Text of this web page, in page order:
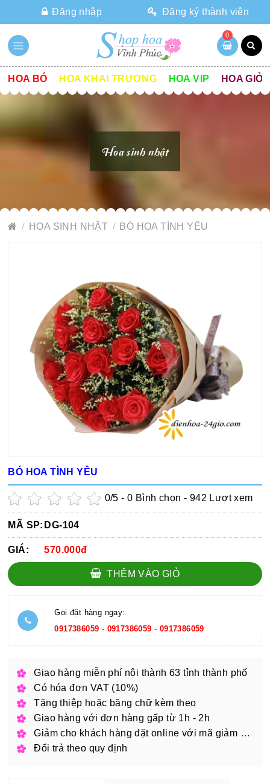
Đăng nhập Đăng ký thành viên
0
HOA BÓ HOA KHAI TRƯƠNG HOA VIP HOA GIỎ
Hoa sinh nhật
HOA SINH NHẬT BÓ HOA TÌNH YÊU
BÓ HOA TÌNH YÊU
0/5 -0 Bình chọn - 942 Lượt xem
MÃ SP: DG-104
GIÁ: 570.000đ
THÊM VÀO GIỎ
Gọi đặt hàng ngay:
0917386059 - 0917386059 - 0917386059
Giao hàng miễn phí nội thành 63 tỉnh thành phố
Có hóa đơn VAT (10%)
Tặng thiệp hoặc băng chữ kèm theo
Giao hàng với đơn hàng gấp từ 1h - 2h
Giảm cho khách hàng đặt online với mã giảm giá
Đổi trả theo quy định